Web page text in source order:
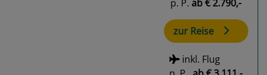
p. P. ab€ 2.790,-
zur Reise
inkl. Flug